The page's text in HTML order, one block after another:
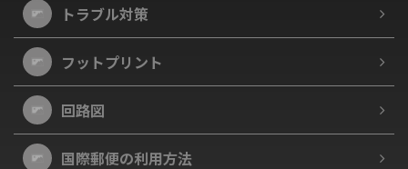
トラブル対策
フットプリント
回路図
国際郵便の利用方法